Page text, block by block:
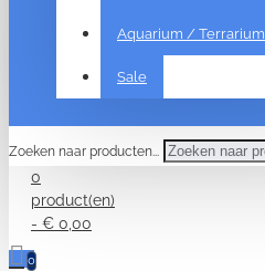
Aquarium / Terrarium
Sale
Zoeken naar producten...
0
product(en)
- € 0,00
0